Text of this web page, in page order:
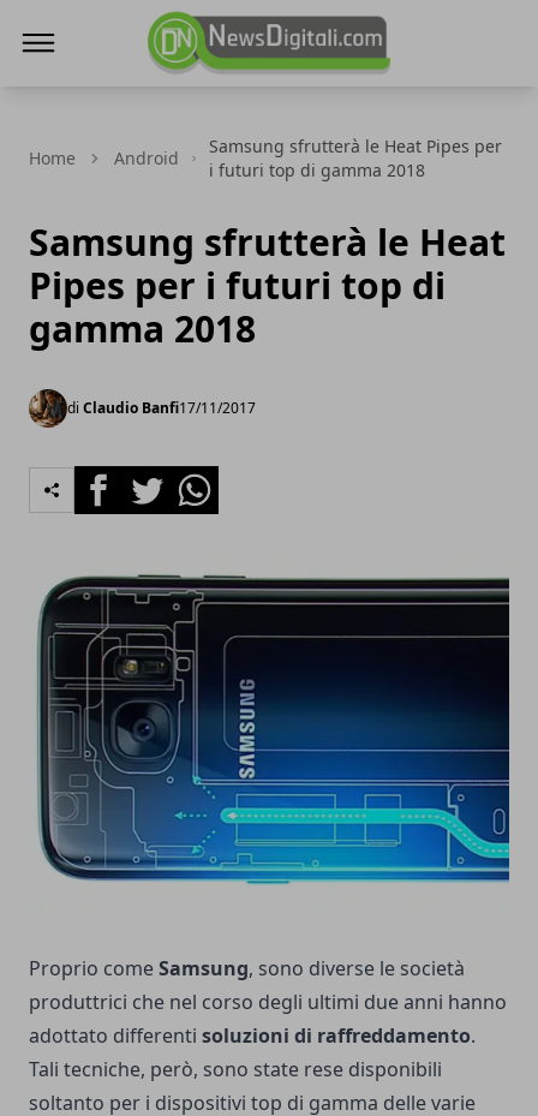
Home Android
Samsung sfrutterà le Heat Pipes per
i futuri top di gamma 2018
Samsung sfrutterà le Heat
Pipes per i futuri top di
gamma 2018
di Claudio Banfi17/11/2017
FacebookTwitterWhatsapp
Proprio comeSamsung, sono diverse le società
produttrici che nel corso degli ultimi due anni hanno
adottato differenti soluzioni di raffreddamento.
Tali tecniche, però, sono state rese disponibili
soltanto per i dispositivi top di gamma delle varie